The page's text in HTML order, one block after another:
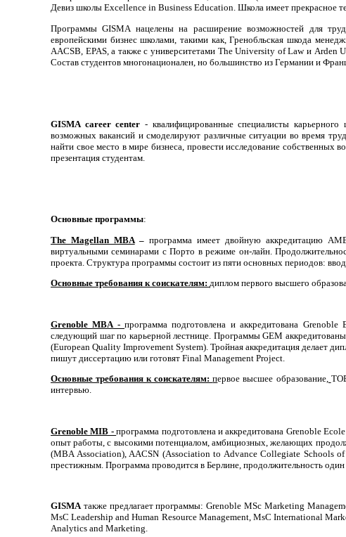
Девиз школы Excellence in Business Education. Школа имеет прекрасное
Программы GISMA нацелены на расширение возможностей для
европейскими бизнес школами, такими как, Гренобльская шкода
AACSB, EPAS, а также с университетами The University of Law и Arden
Состав студентов многонационален, но большинство из Германии и
GISMA career center - квалифицированные специалисты
возможных вакансий и смоделируют различные ситуации во время
найти свое место в мире бизнеса, провести исследование собственных
презентация студентам.
Основные программы:
The Magellan MBA– программа имеет двойную аккредитацию
виртуальными семинарами с Порто в режиме он-лайн.
проекта. Структура программы состоит из пяти основных периодов:
Основные требования к соискателям: диплом первого высшего
Grenoble MBA -программа подготовлена и аккредитована
следующий шаг по карьерной лестнице. Программы GEM
(European Quality Improvement System). Тройная аккредитация делает
пишут диссертацию или готовят Final Management Project.
Основные требования к соискателям:первое высшее образование,
интервью.
Grenoble MIB -программа подготовлена и аккредитована Grenoble
опыт работы, с высокими потенциалом, амбициозных, желающих
(MBA Association), AACSN (Association to Advance Collegiate Schools
престижным. Программа проводится в Берлине, продолжительность
GISMAтакже предлагает программы: Grenoble MSc Marketing
MsC Leadership and Human Resource Management, MsC International
Analytics and Marketing.